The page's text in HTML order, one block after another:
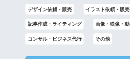
デザイン依頼・販売 イラスト依頼・販売
記事作成・ライティング 画像・映像・
コンサル・ビジネス代行 その他